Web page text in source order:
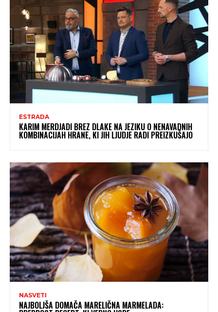
ESTRADA
KARIM MERDJADI BREZ DLAKE NA JEZIKU O NENAVADNIH
KOMBINACIJAH HRANE, KI JIH LJUDJE RADI PREIZKUŠAJO
NASVETI
NAJBOLJŠA DOMAČA MARELIČNA MARMELADA: